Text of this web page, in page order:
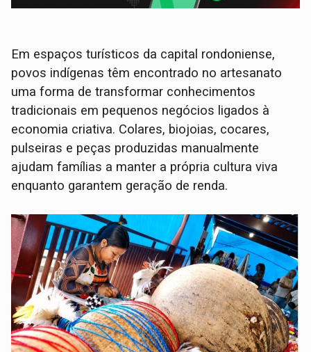
Em espaços turísticos da capital rondoniense,
povos indígenas têm encontrado no artesanato
uma forma de transformar conhecimentos
tradicionais em pequenos negócios ligados à
economia criativa. Colares, biojoias, cocares,
pulseiras e peças produzidas manualmente
ajudam famílias a manter a própria cultura viva
enquanto garantem geração de renda.